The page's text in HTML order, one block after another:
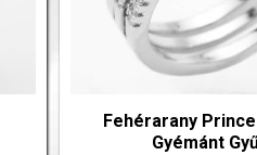
Fehérarany
Gyémánt